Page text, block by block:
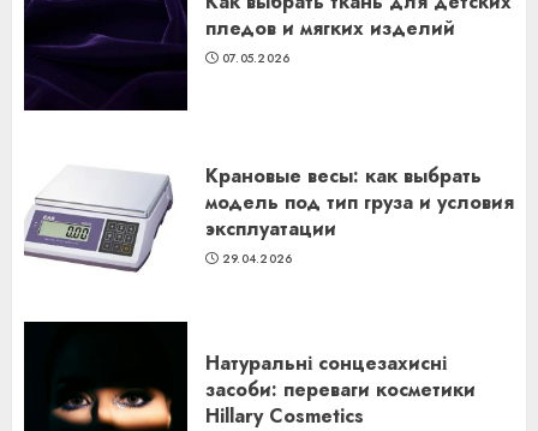
пледов и мягких изделий
07.05.2026
Крановые весы: как выбрать
модель под тип груза и условия
эксплуатации
29.04.2026
Натуральні сонцезахисні
засоби: переваги косметики
Hillary Cosmetics